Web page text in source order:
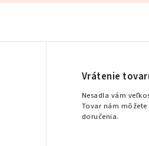
Vrátenie
Nesadla vám
Tovar nám
doručenia.